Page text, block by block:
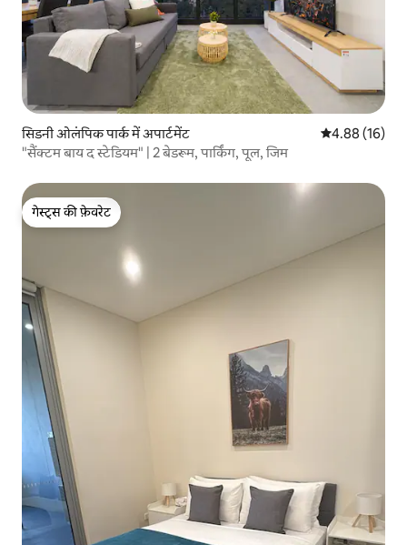
सिडनी ओलंपिक पार्क में अपार्टमेंट औसत रेटिंग 5 में
4.88 (16)
"सैंक्टम बाय द स्टेडियम" | 2 बेडरूम, पार्किंग, पूल, जिम
गेस्ट्स की फ़ेवरेट
गेस्ट्स की फ़ेवरेट